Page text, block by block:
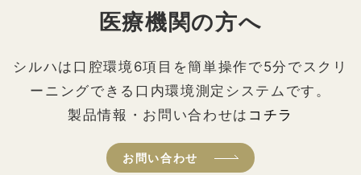
医療機関の方へ
シルハは口腔環境6項目を簡単操作で5分でスクリ
ーニングできる口内環境測定システムです。
製品情報・お問い合わせは コチラ
お問い合わせ